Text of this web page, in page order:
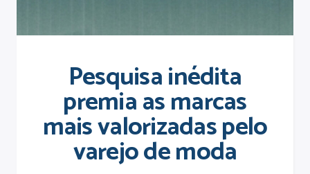
Pesquisa inédita
premia as marcas
mais valorizadas pelo
varejo de moda